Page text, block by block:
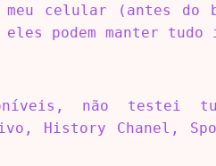
celular (antes do
podem manter tudo
não testei
History Chanel,